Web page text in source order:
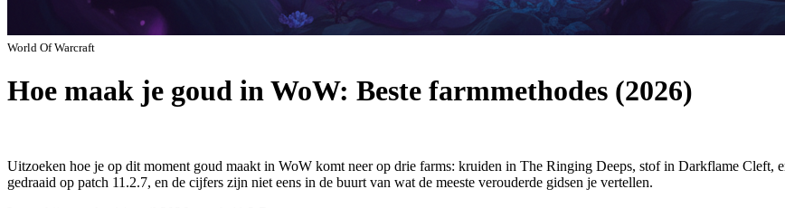
World Of Warcraft
Hoe maak je goud in WoW: Beste farmmethodes (2026)
Uitzoeken hoe je op dit moment goud maakt in WoW komt neer op drie farms: kruiden in The Ringing Deeps, stof in Darkflame Cleft,
gedraaid op patch 11.2.7, en de cijfers zijn niet eens in de buurt van wat de meeste verouderde gidsen je vertellen.